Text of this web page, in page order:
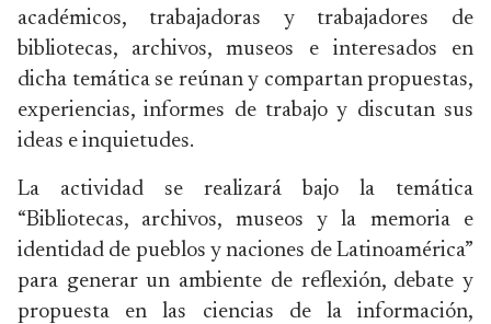
académicos, trabajadoras y trabajadores de
bibliotecas, archivos, museos e interesados en
dicha temática se reúnan y compartan propuestas,
experiencias, informes de trabajo y discutan sus
ideas e inquietudes.
La actividad se realizará bajo la temática
“Bibliotecas, archivos, museos y la memoria e
identidad de pueblos y naciones de Latinoamérica”
para generar un ambiente de reflexión, debate y
propuesta en las ciencias de la información,